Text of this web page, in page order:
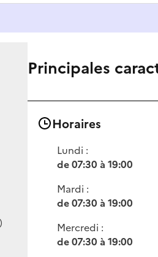
Principales
Horaires
Lundi :
de 07:30 à 19:00
Mardi :
de 07:30 à 19:00
Mercredi :
de 07:30 à 19:00